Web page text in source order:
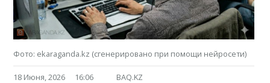
Фото: ekaraganda.kz (сгенерировано при помощи нейросети)
18 Июня, 2026 16:06 BAQ.KZ